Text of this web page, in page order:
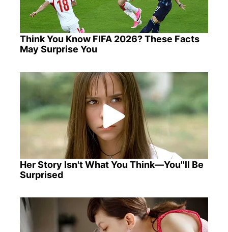
Think You Know FIFA 2026? These Facts
May Surprise You
Her Story Isn't What You Think—You''ll Be
Surprised